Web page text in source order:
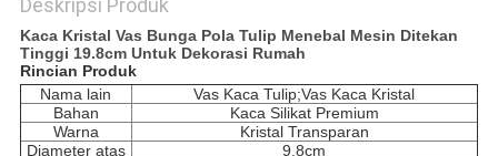
Deskripsi Produk
Kaca Kristal Vas Bunga Pola Tulip Menebal Mesin Ditekan
Tinggi 19.8cm Untuk Dekorasi Rumah
Rincian Produk
Nama lain
Vas Kaca Tulip;Vas Kaca Kristal
Bahan
Kaca Silikat Premium
Warna
Kristal Transparan
Diameter atas
9.8cm